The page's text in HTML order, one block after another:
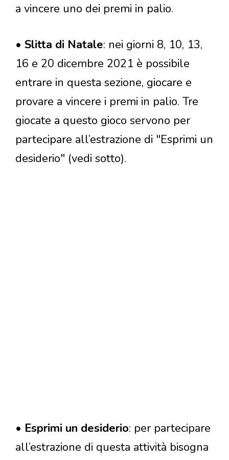
a vincere uno dei premi in palio.
• Slitta di Natale: nei giorni 8, 10, 13,
16 e 20 dicembre 2021 è possibile
entrare in questa sezione, giocare e
provare a vincere i premi in palio. Tre
giocate a questo gioco servono per
partecipare all’estrazione di "Esprimi un
desiderio" (vedi sotto).
• Esprimi un desiderio: per partecipare
all’estrazione di questa attività bisogna